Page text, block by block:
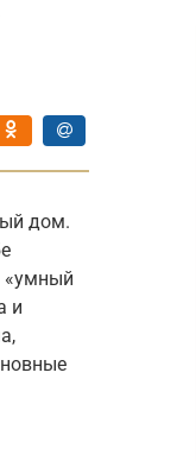
дом.
«умный
и